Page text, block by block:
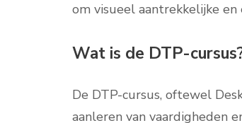
om visueel aantrekkelijke
Wat is de DTP-
De DTP-cursus, oftewel
aanleren van vaardigheden